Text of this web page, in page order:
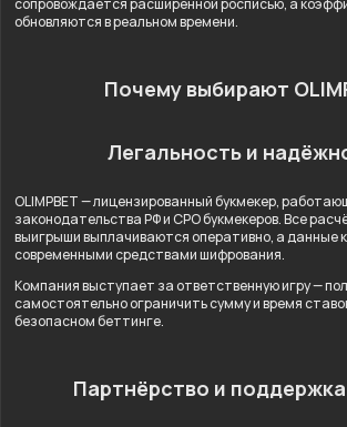
сопровождается расширенной росписью, а
обновляются в реальном времени.
Почему выбирают
Легальность и
OLIMPBET — лицензированный букмекер,
законодательства РФ и СРО букмекеров. Все
выигрыши выплачиваются оперативно, а данные
современными средствами шифрования.
Компания выступает за ответственную игру —
самостоятельно ограничить сумму и время
безопасном беттинге.
Партнёрство и